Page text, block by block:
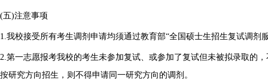
(五)注意事项
1.我校接受所有考生调剂申请均须通过教育部“全国硕士生招生复试调剂
2.第一志愿报考我校的考生未参加复试、或参加了复试但未被拟录取的
按研究方向招生，则不得申请同一研究方向的调剂。